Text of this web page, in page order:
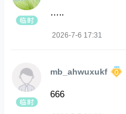
…..
2026-7-6 17:31
mb_ahwuxukf
666